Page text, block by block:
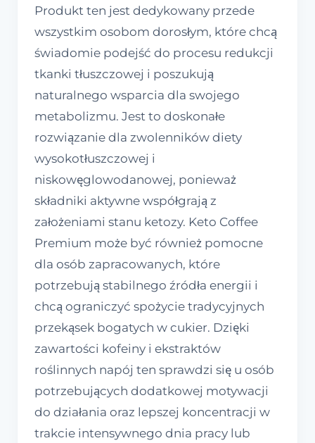
Produkt ten jest dedykowany przede
wszystkim osobom dorosłym, które chcą
świadomie podejść do procesu redukcji
tkanki tłuszczowej i poszukują
naturalnego wsparcia dla swojego
metabolizmu. Jest to doskonałe
rozwiązanie dla zwolenników diety
wysokotłuszczowej i
niskowęglowodanowej, ponieważ
składniki aktywne współgrają z
założeniami stanu ketozy. Keto Coffee
Premium może być również pomocne
dla osób zapracowanych, które
potrzebują stabilnego źródła energii i
chcą ograniczyć spożycie tradycyjnych
przekąsek bogatych w cukier. Dzięki
zawartości kofeiny i ekstraktów
roślinnych napój ten sprawdzi się u osób
potrzebujących dodatkowej motywacji
do działania oraz lepszej koncentracji w
trakcie intensywnego dnia pracy lub